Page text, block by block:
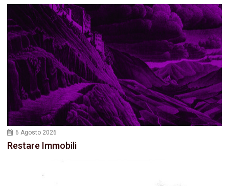
6 Agosto 2026
Restare Immobili